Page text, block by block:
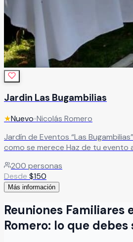
Jardin Las Bugambilias
★Nuevo•Nicolás Romero
Jardín de Eventos “Las
como se merece Haz de tu evento algo inolvidable… no
años ✔ Bodas ✔ Bautizos ✔
empresariales ✔ Comidas de fin de año Un
pensado para disfrutar, convivir y
cualquier tipo de evento ✔ Espacio
íntimos o grandes celebraciones ✔
elegante y adaptable a tu estilo ✔
200 personas
Desde $150
Más información
Reuniones Familiares
Romero: lo que debes